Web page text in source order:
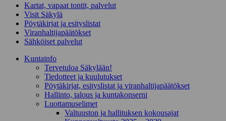
Kartat, vapaat tontit, palvelut
Visit Säkylä
Pöytäkirjat ja esityslistat
Viranhaltijapäätökset
Sähköiset palvelut
Kunta­info
Tervetuloa Säkylään!
Tiedotteet ja kuulutukset
Pöytäkirjat, esityslistat ja viranhaltijapäätökset
Hallinto, talous ja kuntakonserni
Luottamuselimet
Valtuuston ja hallituksen kokousajat